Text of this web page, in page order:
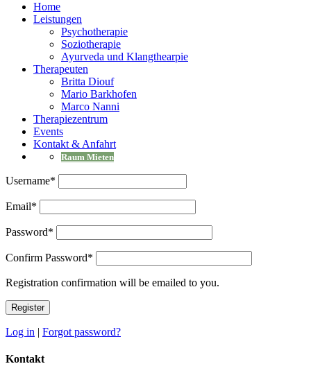
Home
Leistungen
Psychotherapie
Soziotherapie
Ayurveda und Klangthearpie
Therapeuten
Britta Diouf
Mario Barkhofen
Marco Nanni
Therapiezentrum
Events
Kontakt & Anfahrt
Raum Mieten
Username*
Email*
Password*
Confirm Password*
Registration confirmation will be emailed to you.
Log in | Forgot password?
Kontakt